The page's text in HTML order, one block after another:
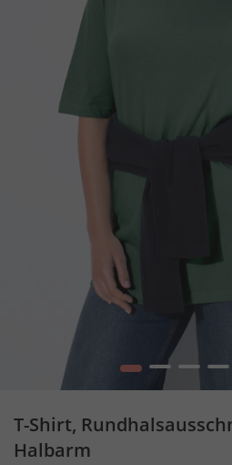
1 2 3 4
T-Shirt,
Halbarm